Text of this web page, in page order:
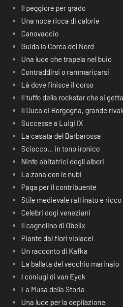
Il peggiore per grado
Una noce ricca di calorie
Canovaccio
Guida la Corea del Nord
Una luce che trapela nel buio
Contraddirsi o rammaricarsi
Là dove finisce il corso
Il tuffo della rockstar che si
Il Duca di Borgogna, grande
Successe a Luigi IX
La casata del Barbarossa
Sciocco… in tono ironico
Ninfe abitatrici degli alberi
La zona con le nubi
Paga per il contribuente
Stile medievale raffinato e
Celebri dogi veneziani
Il cagnolino di Obelix
Piante dai fiori violacei
Un racconto di Kafka
La ballata del vecchio marinaio
I coniugi di van Eyck
La Musa della Storia
Una luce per la depilazione